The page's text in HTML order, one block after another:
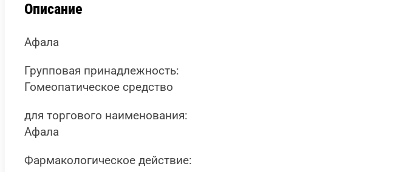
Описание
Афала
Групповая принадлежность:
Гомеопатическое средство
для торгового наименования:
Афала
Фармакологическое действие: